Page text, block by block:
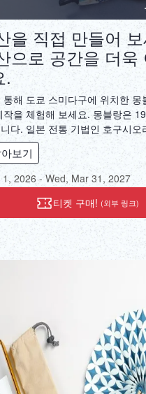
을 직접 만들어
으로 공간을 더욱
.
통해 도쿄 스미다구에 위치한 몽
작을 체험해 보세요. 몽블랑은
다. 일본 전통 기법인 호구시
든 서양식 우산은 일상생활용
기를 얻고 있습니다. 몽블랑의
처 우산 제작에도 온전히 활용
업으로 완성되는 우산 제작의
보기
1, 2026 - Wed, Mar 31, 2027
티켓 구매! (외부 링크)